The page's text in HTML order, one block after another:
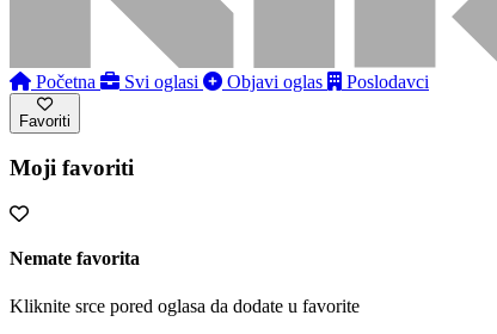
Početna Svi oglasi Objavi oglas Poslodavci
Favoriti
Moji favoriti
Nemate favorita
Kliknite srce pored oglasa da dodate u favorite